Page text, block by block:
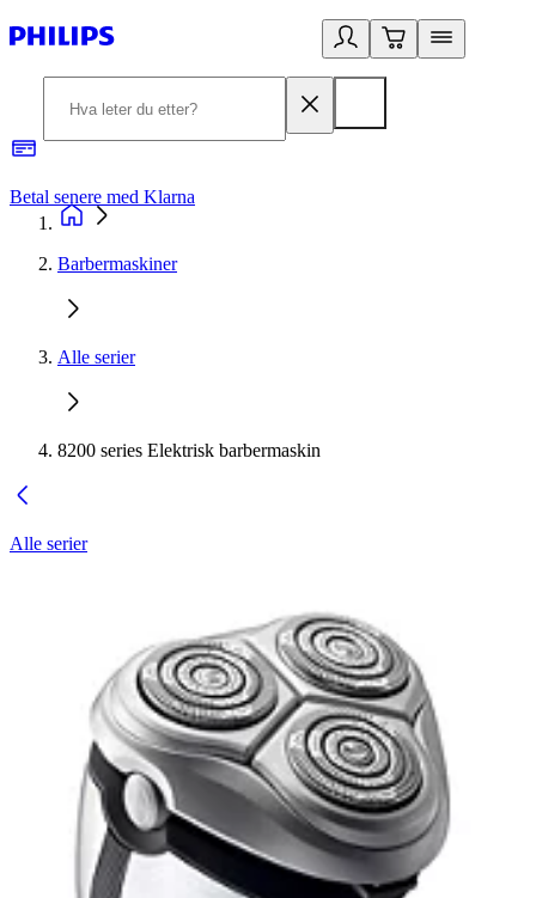
Betal senere med Klarna
Barbermaskiner
Alle serier
8200 series Elektrisk barbermaskin
Alle serier